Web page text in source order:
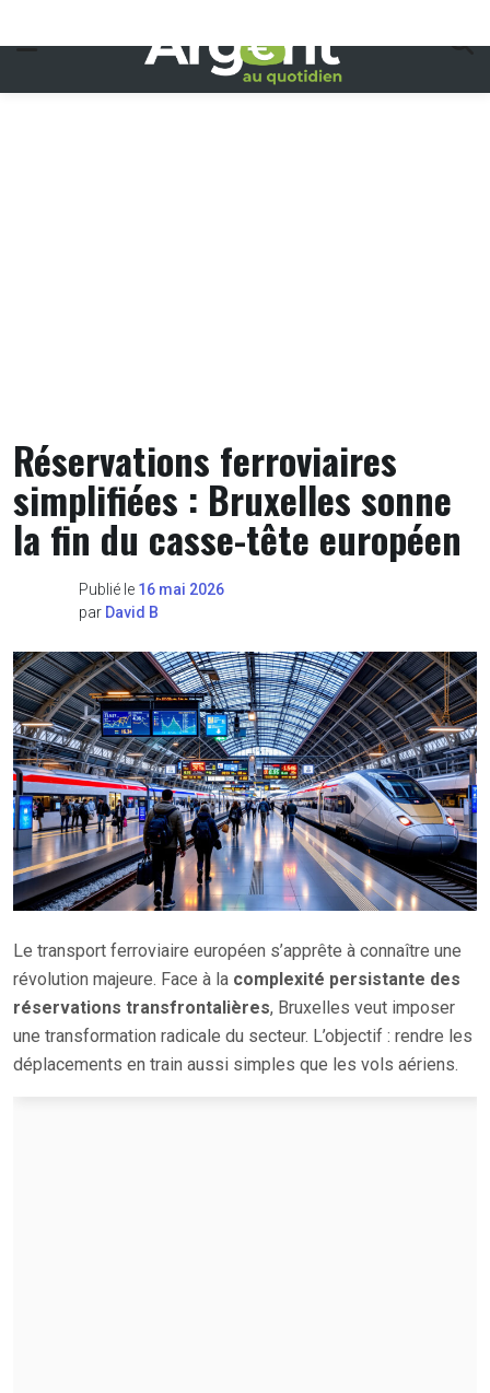
Réservations ferroviaires
simplifiées : Bruxelles sonne
la fin du casse-tête européen
Publié le 16 mai 2026
par David B
Le transport ferroviaire européen s’apprête à connaître une
révolution majeure. Face à la complexité persistante des
réservations transfrontalières, Bruxelles veut imposer
une transformation radicale du secteur. L’objectif : rendre les
déplacements en train aussi simples que les vols aériens.